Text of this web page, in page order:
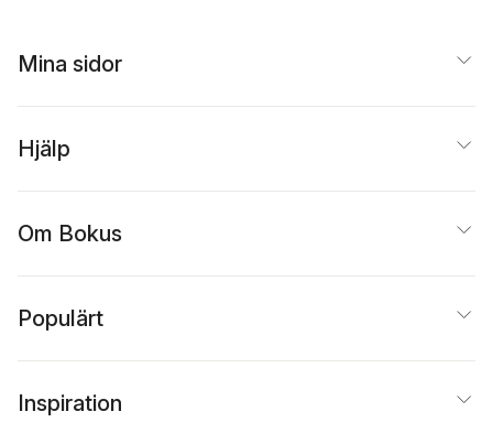
Mina sidor
Hjälp
Om Bokus
Populärt
Inspiration